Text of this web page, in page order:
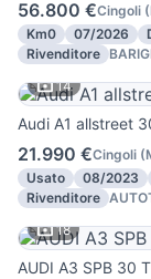
56.800 €Cingoli (
Km0
07/2026
Rivenditore
14
Audi A1 allstreet
21.990 €Cingoli (
Usato
08/2023
Rivenditore
18
AUDI A3 SPB 30